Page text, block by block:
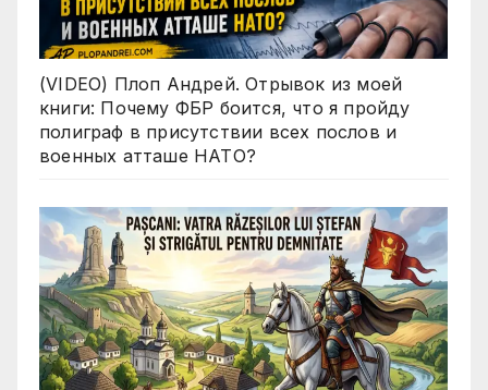
(VIDEO) Плоп Андрей. Отрывок из моей
книги: Почему ФБР боится, что я пройду
полиграф в присутствии всех послов и
военных атташе НАТО?